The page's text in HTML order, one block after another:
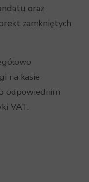
oraz
zamkniętych
na kasie
odpowiednim
VAT.